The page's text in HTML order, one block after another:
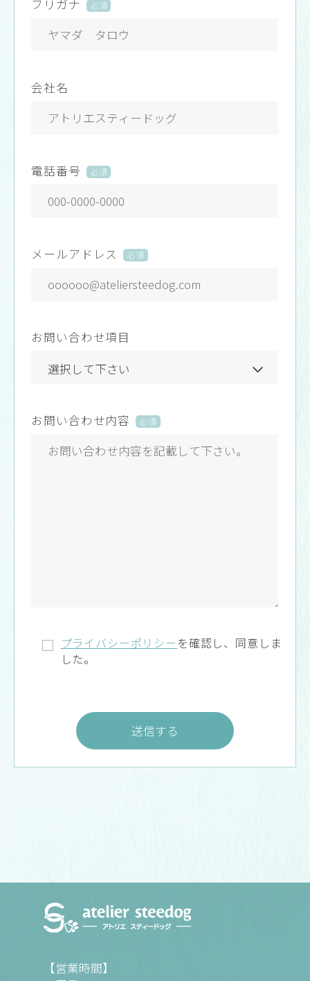
フリガナ 必須
会社名
電話番号 必須
メールアドレス 必須
お問い合わせ項目
お問い合わせ内容 必須
プライバシーポリシー を確認し、同意しま
した。
【営業時間】